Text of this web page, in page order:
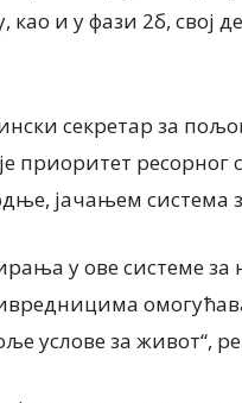
као и у фази 2б,
секретар за
приоритет
јачањем система
у ове системе
услове за живот“,